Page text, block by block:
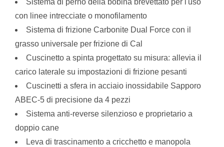
Sistema di perno della bobina brevettato per l'uso
con linee intrecciate o monofilamento
Sistema di frizione Carbonite Dual Force con il
grasso universale per frizione di Cal
Cuscinetto a spinta progettato su misura: allevia il
carico laterale su impostazioni di frizione pesanti
Cuscinetti a sfera in acciaio inossidabile Sapporo
ABEC-5 di precisione da 4 pezzi
Sistema anti-reverse silenzioso e proprietario a
doppio cane
Leva di trascinamento a cricchetto e manopola